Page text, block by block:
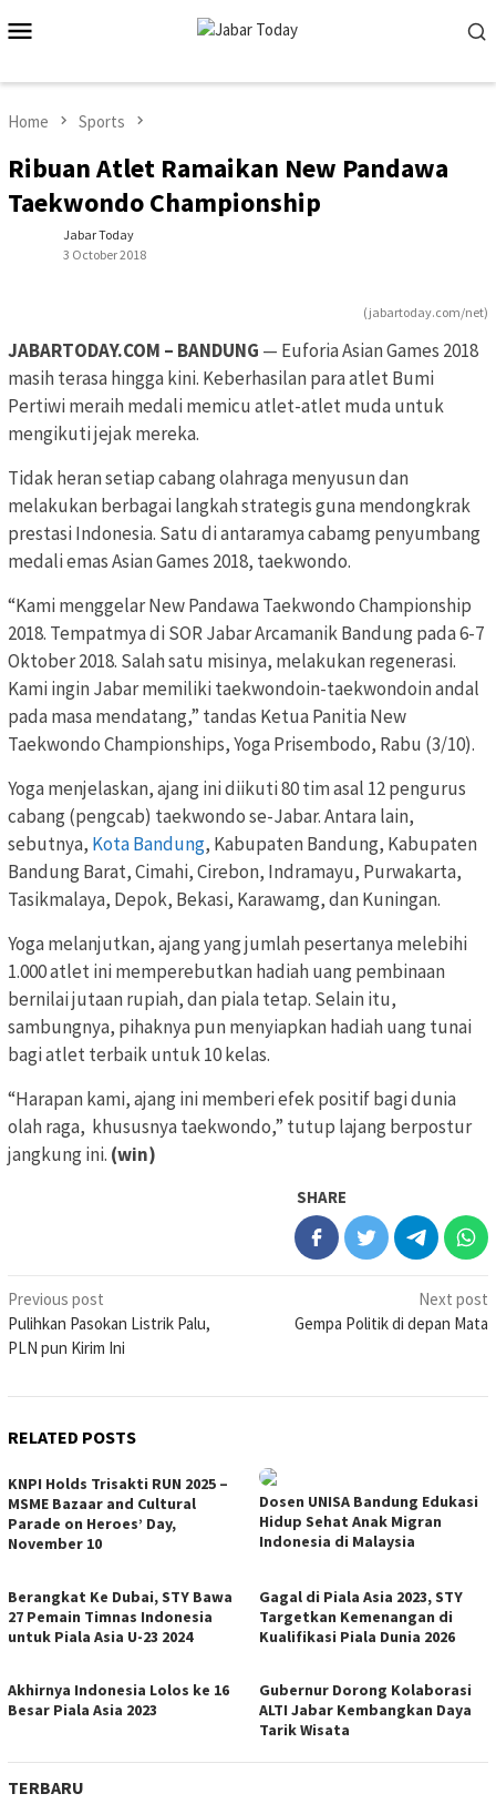
to
Home Sports
Ribuan Atlet Ramaikan New Pandawa
Taekwondo Championship
Jabar Today
3 October 2018
(jabartoday.com/net)
JABARTODAY.COM – BANDUNG — Euforia Asian Games 2018
masih terasa hingga kini. Keberhasilan para atlet Bumi
Pertiwi meraih medali memicu atlet-atlet muda untuk
mengikuti jejak mereka.
Tidak heran setiap cabang olahraga menyusun dan
melakukan berbagai langkah strategis guna mendongkrak
prestasi Indonesia. Satu di antaramya cabamg penyumbang
medali emas Asian Games 2018, taekwondo.
“Kami menggelar New Pandawa Taekwondo Championship
2018. Tempatmya di SOR Jabar Arcamanik Bandung pada 6-7
Oktober 2018. Salah satu misinya, melakukan regenerasi.
Kami ingin Jabar memiliki taekwondoin-taekwondoin andal
pada masa mendatang,” tandas Ketua Panitia New
Taekwondo Championships, Yoga Prisembodo, Rabu (3/10).
Yoga menjelaskan, ajang ini diikuti 80 tim asal 12 pengurus
cabang (pengcab) taekwondo se-Jabar. Antara lain,
sebutnya, Kota Bandung, Kabupaten Bandung, Kabupaten
Bandung Barat, Cimahi, Cirebon, Indramayu, Purwakarta,
Tasikmalaya, Depok, Bekasi, Karawamg, dan Kuningan.
Yoga melanjutkan, ajang yang jumlah pesertanya melebihi
1.000 atlet ini memperebutkan hadiah uang pembinaan
bernilai jutaan rupiah, dan piala tetap. Selain itu,
sambungnya, pihaknya pun menyiapkan hadiah uang tunai
bagi atlet terbaik untuk 10 kelas.
“Harapan kami, ajang ini memberi efek positif bagi dunia
olah raga, khususnya taekwondo,” tutup lajang berpostur
jangkung ini. (win)
SHARE
Post
navigation
Previous post
Pulihkan Pasokan Listrik Palu,
PLN pun Kirim Ini
Next post
Gempa Politik di depan Mata
RELATED POSTS
KNPI Holds Trisakti RUN 2025 –
MSME Bazaar and Cultural
Parade on Heroes’ Day,
November 10
Dosen UNISA Bandung Edukasi
Hidup Sehat Anak Migran
Indonesia di Malaysia
Berangkat Ke Dubai, STY Bawa
27 Pemain Timnas Indonesia
untuk Piala Asia U-23 2024
Gagal di Piala Asia 2023, STY
Targetkan Kemenangan di
Kualifikasi Piala Dunia 2026
Akhirnya Indonesia Lolos ke 16
Besar Piala Asia 2023
Gubernur Dorong Kolaborasi
ALTI Jabar Kembangkan Daya
Tarik Wisata
TERBARU